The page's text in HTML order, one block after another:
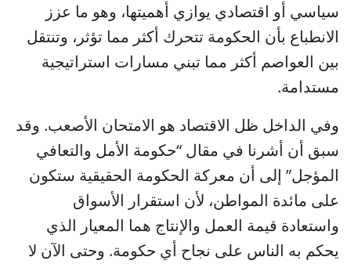
سياسي أو اقتصادي يوازي أهميتها، وهو ما عزز
الانطباع بأن الحكومة تتحرك أكثر مما تؤثر، وتنتقل
بين العواصم أكثر مما تبني مسارات استراتيجية
مستدامة.
وفي الداخل ظل الاقتصاد هو الامتحان الأصعب. وقد
سبق أن أشرنا في مقال “حكومة الأمل والتعافي
المؤجل” إلى أن معركة الحكومة الحقيقية ستكون
على مائدة المواطن، لأن استقرار الأسواق
واستعادة قيمة العمل والإنتاج هما المعيار الذي
يحكم به الناس على نجاح أي حكومة. وحتى الآن لا